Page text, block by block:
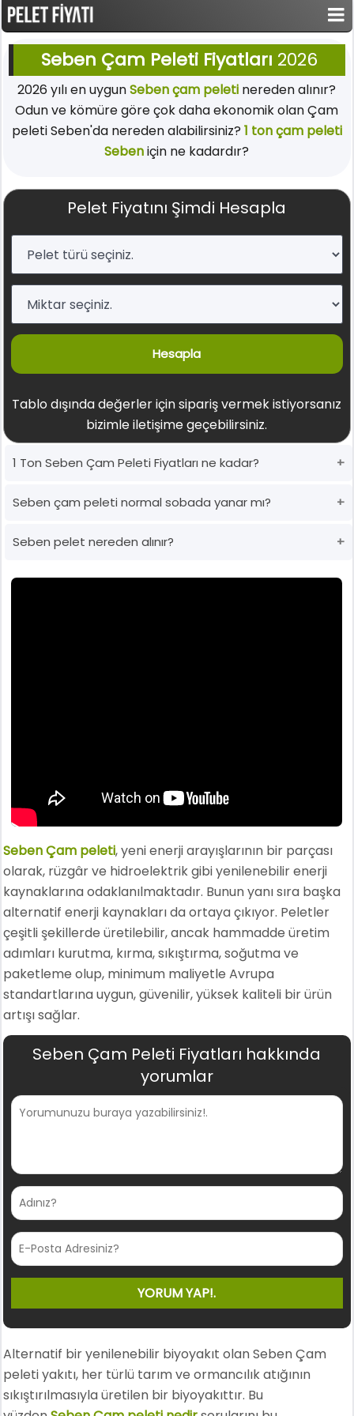
Seben Çam Peleti Fiyatları 2026
2026 yılı en uygunSeben çam peleti nereden alınır?
Odun ve kömüre göre çok daha ekonomik olan Çam
peleti Seben'da nereden alabilirsiniz? 1 ton çam peleti
Sebeniçin ne kadardır?
Pelet Fiyatını Şimdi Hesapla
Hesapla
Tablo dışında değerler için sipariş vermek istiyorsanız
bizimle iletişime geçebilirsiniz.
1 Ton Seben Çam Peleti Fiyatları ne kadar?
Seben çam peleti normal sobada yanar mı?
Seben pelet nereden alınır?
Seben Çam peleti, yeni enerji arayışlarının bir parçası
olarak, rüzgâr ve hidroelektrik gibi yenilenebilir enerji
kaynaklarına odaklanılmaktadır. Bunun yanı sıra başka
alternatif enerji kaynakları da ortaya çıkıyor. Peletler
çeşitli şekillerde üretilebilir, ancak hammadde üretim
adımları kurutma, kırma, sıkıştırma, soğutma ve
paketleme olup, minimum maliyetle Avrupa
standartlarına uygun, güvenilir, yüksek kaliteli bir ürün
artışı sağlar.
Seben Çam Peleti Fiyatları hakkında
yorumlar
Alternatif bir yenilenebilir biyoyakıt olan Seben Çam
peleti yakıtı, her türlü tarım ve ormancılık atığının
sıkıştırılmasıyla üretilen bir biyoyakıttır. Bu